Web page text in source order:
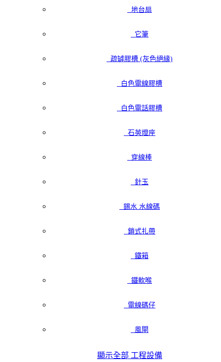
地台扇
它筆
疏罅膠槽 (灰色絕緣)
白色電線膠槽
白色電話膠槽
石英燈座
穿線棒
針玉
錫水 水線碼
鎖式扎帶
鐵箱
鐵軟喉
電線碼仔
風閘
顯示全部 工程設備